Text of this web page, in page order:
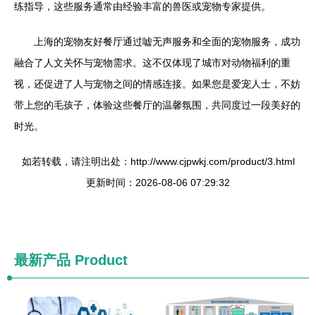
练指导，这些服务通常由经验丰富的兽医或宠物专家提供。
上海的宠物友好餐厅通过嘘无声服务和全面的宠物服务，成功
融合了人文关怀与宠物需求。这不仅体现了城市对动物福利的重
视，还促进了人与宠物之间的情感连接。如果您是爱宠人士，不妨
带上您的毛孩子，体验这些餐厅的温馨氛围，共同度过一段美好的
时光。
如若转载，请注明出处：http://www.cjpwkj.com/product/3.html
更新时间：2026-08-06 07:29:32
最新产品 Product